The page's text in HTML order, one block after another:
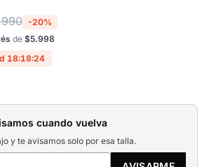
-20%
de $5.998
18:18:23
cuando vuelva
y te avisamos solo por esa talla.